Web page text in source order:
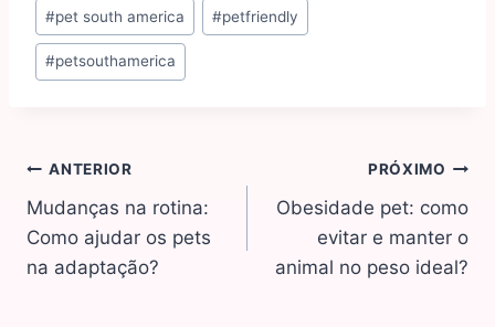
#pet south america #petfriendly
#petsouthamerica
ANTERIOR
Mudanças na rotina:
Como ajudar os pets
na adaptação?
PRÓXIMO
Obesidade pet: como
evitar e manter o
animal no peso ideal?